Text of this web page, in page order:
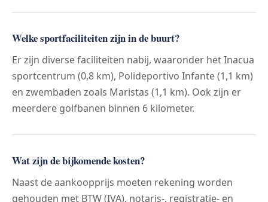
Welke sportfaciliteiten zijn in de buurt?
Er zijn diverse faciliteiten nabij, waaronder het Inacua
sportcentrum (0,8 km), Polideportivo Infante (1,1 km)
en zwembaden zoals Maristas (1,1 km). Ook zijn er
meerdere golfbanen binnen 6 kilometer.
Wat zijn de bijkomende kosten?
Naast de aankoopprijs moeten rekening worden
gehouden met BTW (IVA), notaris-, registratie- en